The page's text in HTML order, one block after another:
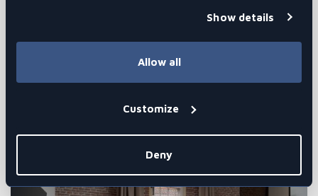
Show details
Allow all
Customize
Deny
SUITE
Jeder Schritt in dieser wiederentdeckten Ikone entführt Sie
durch die Zeit und jeder Schritt bringt Sie näher an den…
Entdecken Sie dieses Zimmer